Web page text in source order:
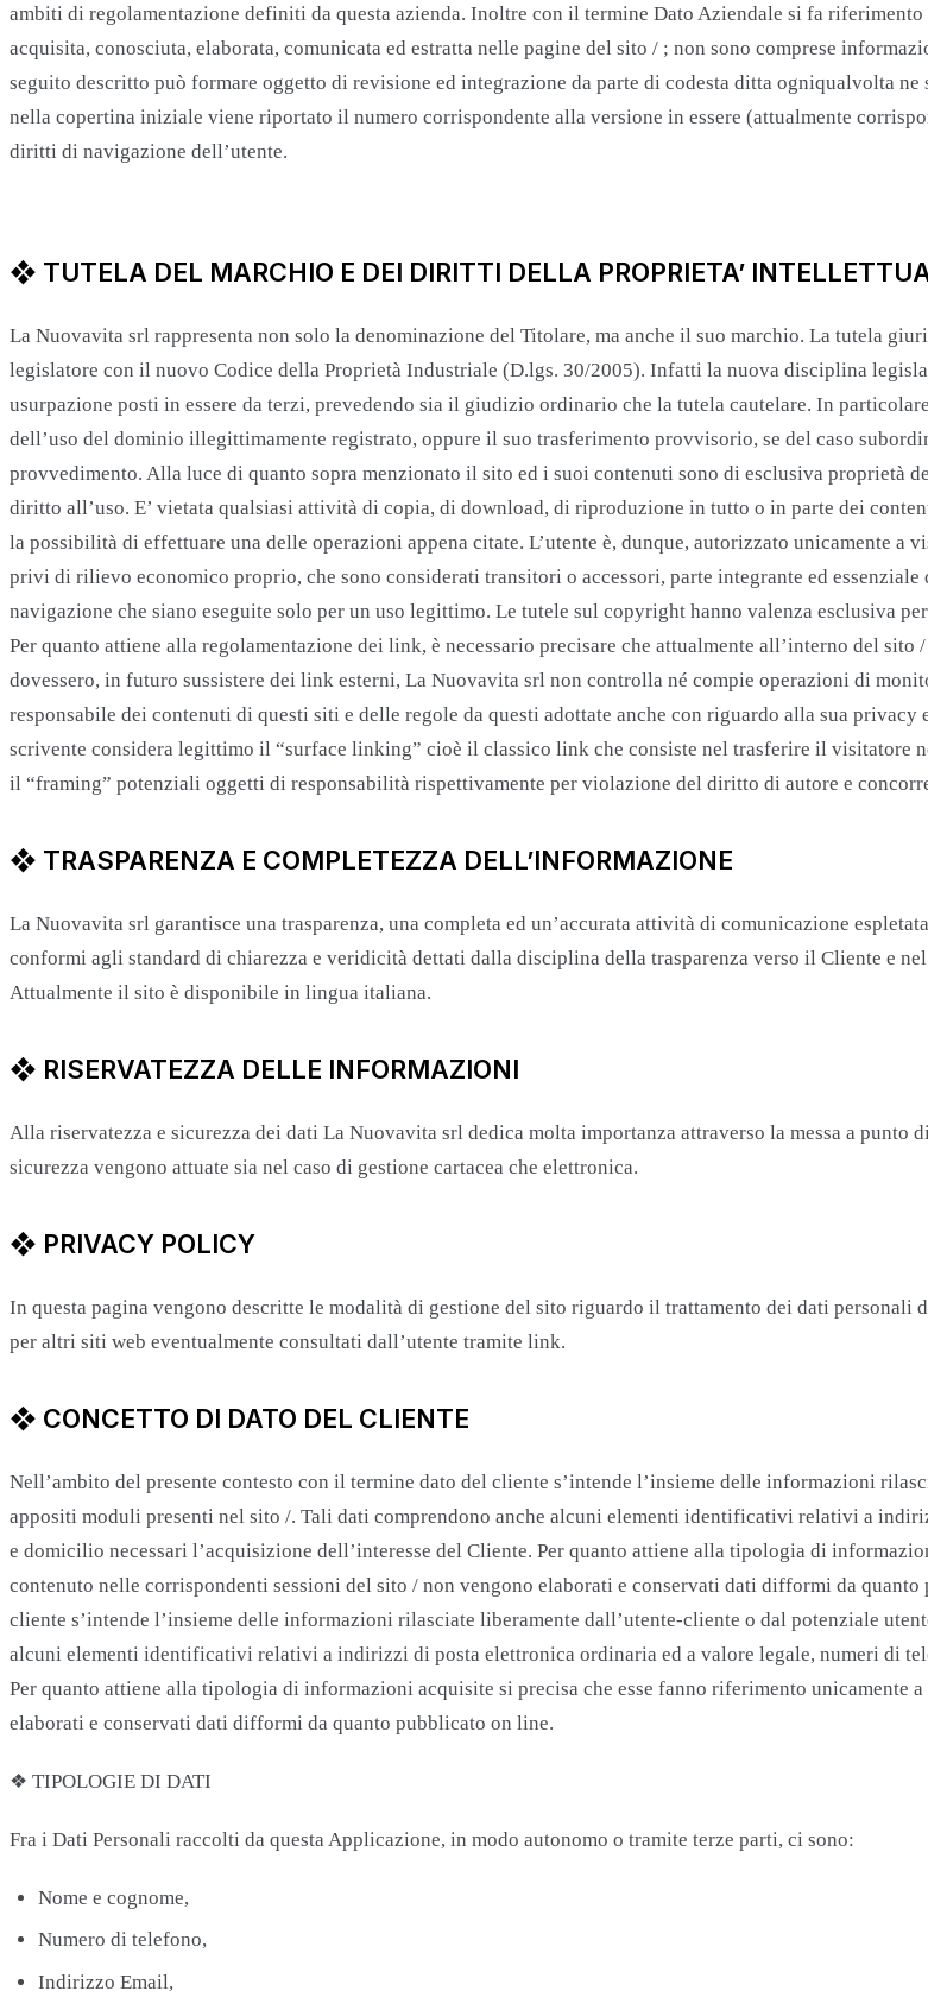
ambiti di regolamentazione definiti da questa azienda. Inoltre con il termine Dato Aziendale si fa
acquisita, conosciuta, elaborata, comunicata ed estratta nelle pagine del sito / ; non sono comprese
seguito descritto può formare oggetto di revisione ed integrazione da parte di codesta ditta ogniqualvolta
nella copertina iniziale viene riportato il numero corrispondente alla versione in essere (attualmente
diritti di navigazione dell’utente.
❖ TUTELA DEL MARCHIO E DEI DIRITTI DELLA PROPRIETA’
La Nuovavita srl rappresenta non solo la denominazione del Titolare, ma anche il suo marchio. La tutela
legislatore con il nuovo Codice della Proprietà Industriale (D.lgs. 30/2005). Infatti la nuova disciplina
usurpazione posti in essere da terzi, prevedendo sia il giudizio ordinario che la tutela cautelare. In
dell’uso del dominio illegittimamente registrato, oppure il suo trasferimento provvisorio, se del caso
provvedimento. Alla luce di quanto sopra menzionato il sito ed i suoi contenuti sono di esclusiva proprietà
diritto all’uso. E’ vietata qualsiasi attività di copia, di download, di riproduzione in tutto o in parte dei
la possibilità di effettuare una delle operazioni appena citate. L’utente è, dunque, autorizzato unicamente
privi di rilievo economico proprio, che sono considerati transitori o accessori, parte integrante ed
navigazione che siano eseguite solo per un uso legittimo. Le tutele sul copyright hanno valenza esclusiva
Per quanto attiene alla regolamentazione dei link, è necessario precisare che attualmente all’interno del
dovessero, in futuro sussistere dei link esterni, La Nuovavita srl non controlla né compie operazioni di
responsabile dei contenuti di questi siti e delle regole da questi adottate anche con riguardo alla sua
scrivente considera legittimo il “surface linking” cioè il classico link che consiste nel trasferire il visitatore
il “framing” potenziali oggetti di responsabilità rispettivamente per violazione del diritto di autore e
❖ TRASPARENZA E COMPLETEZZA DELL’INFORMAZIONE
La Nuovavita srl garantisce una trasparenza, una completa ed un’accurata attività di comunicazione
conformi agli standard di chiarezza e veridicità dettati dalla disciplina della trasparenza verso il Cliente e
Attualmente il sito è disponibile in lingua italiana.
❖ RISERVATEZZA DELLE INFORMAZIONI
Alla riservatezza e sicurezza dei dati La Nuovavita srl dedica molta importanza attraverso la messa a
sicurezza vengono attuate sia nel caso di gestione cartacea che elettronica.
❖ PRIVACY POLICY
In questa pagina vengono descritte le modalità di gestione del sito riguardo il trattamento dei dati
per altri siti web eventualmente consultati dall’utente tramite link.
❖ CONCETTO DI DATO DEL CLIENTE
Nell’ambito del presente contesto con il termine dato del cliente s’intende l’insieme delle informazioni
appositi moduli presenti nel sito /. Tali dati comprendono anche alcuni elementi identificativi relativi a
e domicilio necessari l’acquisizione dell’interesse del Cliente. Per quanto attiene alla tipologia di
contenuto nelle corrispondenti sessioni del sito / non vengono elaborati e conservati dati difformi da
cliente s’intende l’insieme delle informazioni rilasciate liberamente dall’utente-cliente o dal potenziale
alcuni elementi identificativi relativi a indirizzi di posta elettronica ordinaria ed a valore legale, numeri di
Per quanto attiene alla tipologia di informazioni acquisite si precisa che esse fanno riferimento unicamente
elaborati e conservati dati difformi da quanto pubblicato on line.
❖ TIPOLOGIE DI DATI
Fra i Dati Personali raccolti da questa Applicazione, in modo autonomo o tramite terze parti, ci sono:
Nome e cognome,
Numero di telefono,
Indirizzo Email,